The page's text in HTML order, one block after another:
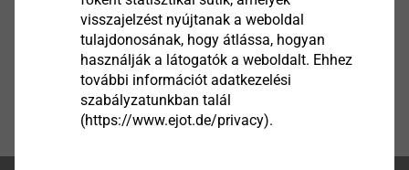
visszajelzést nyújtanak a weboldal
tulajdonosának, hogy átlássa, hogyan
használják a látogatók a weboldalt. Ehhez
további információt adatkezelési
szabályzatunkban talál
(https://www.ejot.de/privacy).